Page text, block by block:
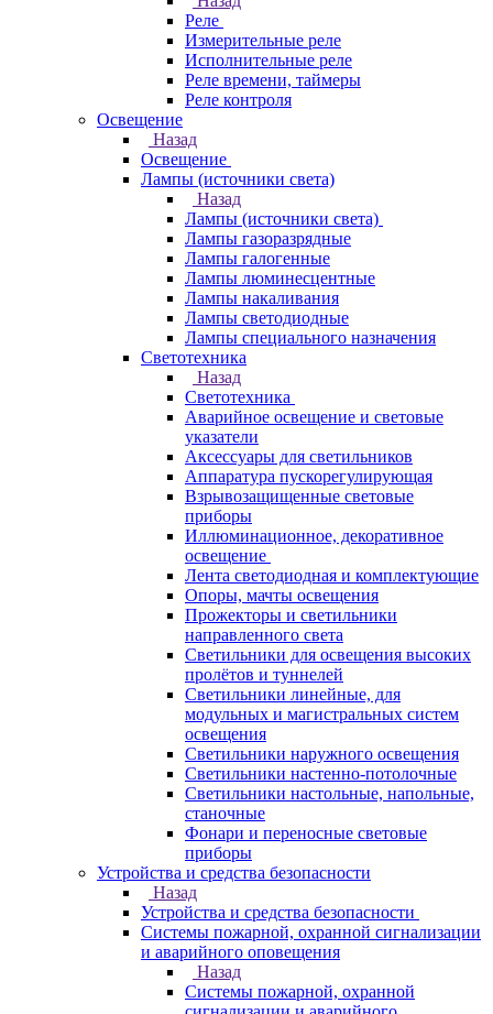
Реле
Измерительные реле
Исполнительные реле
Реле времени, таймеры
Реле контроля
Освещение
Назад
Освещение
Лампы (источники света)
Назад
Лампы (источники света)
Лампы газоразрядные
Лампы галогенные
Лампы люминесцентные
Лампы накаливания
Лампы светодиодные
Лампы специального назначения
Светотехника
Назад
Светотехника
Аварийное освещение и световые
указатели
Аксессуары для светильников
Аппаратура пускорегулирующая
Взрывозащищенные световые
приборы
Иллюминационное, декоративное
освещение
Лента светодиодная и комплектующие
Опоры, мачты освещения
Прожекторы и светильники
направленного света
Светильники для освещения высоких
пролётов и туннелей
Светильники линейные, для
модульных и магистральных систем
освещения
Светильники наружного освещения
Светильники настенно-потолочные
Светильники настольные, напольные,
станочные
Фонари и переносные световые
приборы
Устройства и средства безопасности
Назад
Устройства и средства безопасности
Системы пожарной, охранной сигнализации
и аварийного оповещения
Назад
Системы пожарной, охранной